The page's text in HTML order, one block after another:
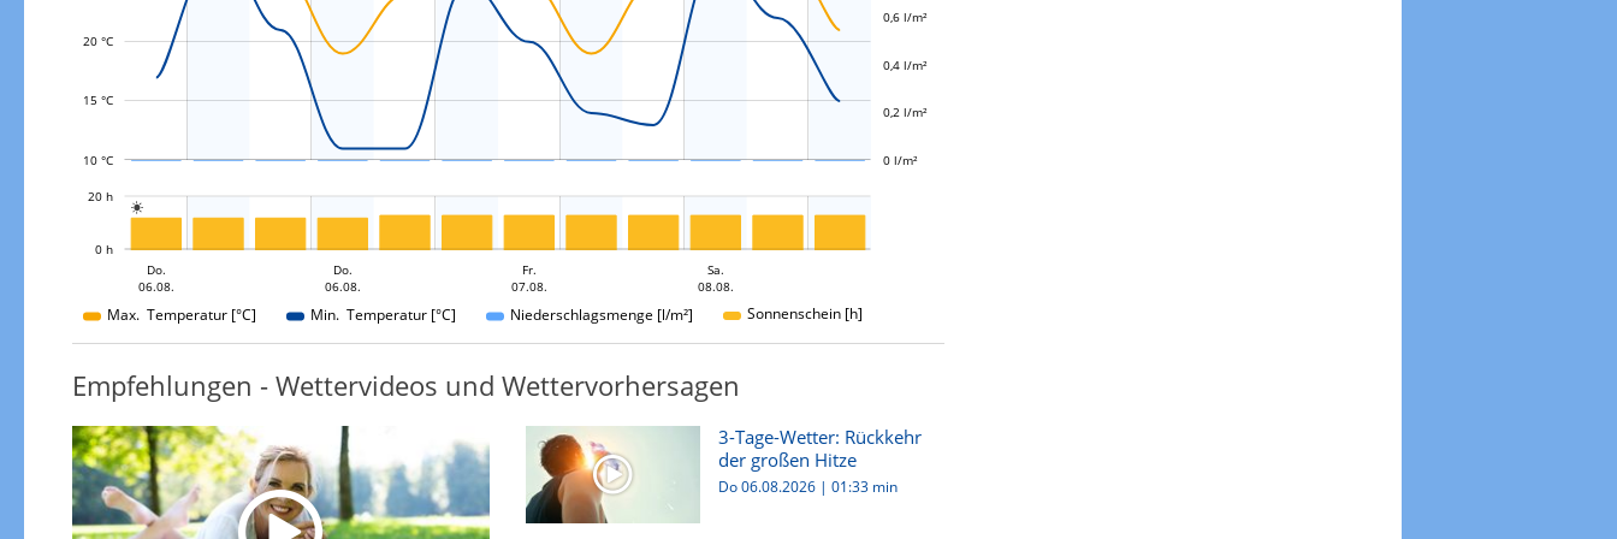
10 °C
15 °C
20 °C
0 l/m²
0,2 l/m²
0,4 l/m²
0,6 l/m²

0 h
20 h
08.08.
Do.
06.08.
06.08.
07.08.
Fr.
07.08.
08.08.
08.08.
Do.
06.08.
Sa.
08.08.
Max. Temperatur [°C]
Min. Temperatur [°C] Niederschlagsmenge [l/m²] Sonnenschein [h]
Empfehlungen - Wettervideos und Wettervorhersagen
3-Tage-Wetter: Rückkehr
der großen Hitze
Do 06.08.2026 |01:33 min